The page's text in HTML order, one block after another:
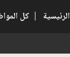
الرئيسية | كل